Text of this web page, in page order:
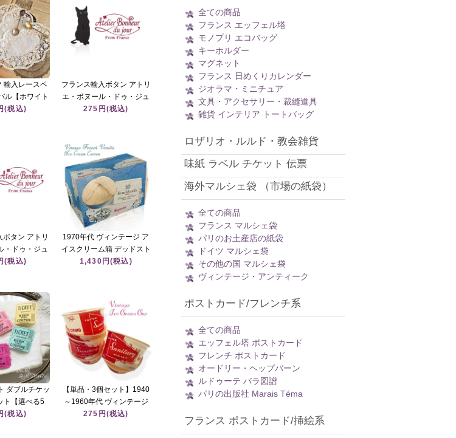
輸入レースペ
ル【ホワイト
／10枚セッ
(税込)
フランス輸入ボタン アトリ
エ・ボヌール・ドゥ・ジュ
ール【黒猫 Le Chat noir
275円(税込)
ボタン アトリ
・ドゥ・ジュ
・マドモアゼ
(税込)
1970年代 ヴィンテージ ア
イスクリーム箱 デッドスト
ック【ブルー×レース柄
1,430円(税込)
ダブルチケッ
ト【選べる5
もの コラージ
(税込)
【単品・3個セット】1940
～1960年代 ヴィンテージ
アイスクリームカップ【レ
275円(税込)
全ての商品
フランス エッフェル塔
モノプリ エコバッグ
キーホルダー
マグネット
フランス 日めくりカレンダー
ジオラマ・ミニチュア
文具・アクセサリー・裁縫道具
雑貨 インテリア トートバッグ
ロザリオ・ルルド・教会雑貨
味紙 ラベル チケット 伝票
海外マルシェ袋 （市場の紙袋）
全ての商品
フランス マルシェ袋
パリのお土産店の紙袋
ドイツ マルシェ袋
その他の国 マルシェ袋
ヴィンテージ・アンティーク
ポストカード/フレンチ系
全ての商品
エッフェル塔 ポストカード
フレンチ ポストカード
オードリー・ヘップバーン
ルドゥーテ バラ図譜
パリの出版社 Marais Téma
フランス ポストカード/挿絵系